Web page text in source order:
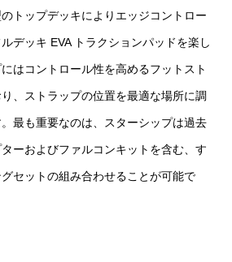
トップデッキによりエッジコントロー
デッキ EVA トラクションパッドを楽し
はコントロール性を高めるフットスト
、ストラップの位置を最適な場所に調
最も重要なのは、スターシップは過去
ーおよびファルコンキットを含む、す
セットの組み合わせることが可能で